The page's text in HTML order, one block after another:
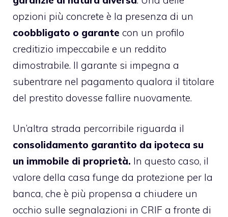
opzioni più concrete è la presenza di un
coobbligato o garante con un profilo
creditizio impeccabile e un reddito
dimostrabile. Il garante si impegna a
subentrare nel pagamento qualora il titolare
del prestito dovesse fallire nuovamente.
Un’altra strada percorribile riguarda il
consolidamento garantito da ipoteca su
un immobile di proprietà. In questo caso, il
valore della casa funge da protezione per la
banca, che è più propensa a chiudere un
occhio sulle segnalazioni in CRIF a fronte di